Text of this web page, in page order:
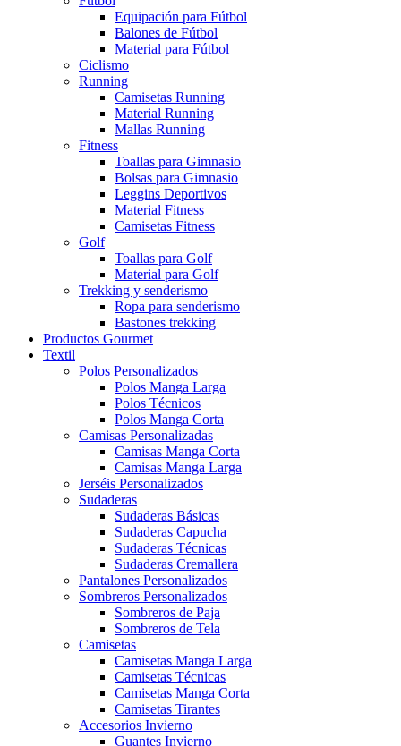
Equipación para Fútbol
Balones de Fútbol
Material para Fútbol
Ciclismo
Running
Camisetas Running
Material Running
Mallas Running
Fitness
Toallas para Gimnasio
Bolsas para Gimnasio
Leggins Deportivos
Material Fitness
Camisetas Fitness
Golf
Toallas para Golf
Material para Golf
Trekking y senderismo
Ropa para senderismo
Bastones trekking
Productos Gourmet
Textil
Polos Personalizados
Polos Manga Larga
Polos Técnicos
Polos Manga Corta
Camisas Personalizadas
Camisas Manga Corta
Camisas Manga Larga
Jerséis Personalizados
Sudaderas
Sudaderas Básicas
Sudaderas Capucha
Sudaderas Técnicas
Sudaderas Cremallera
Pantalones Personalizados
Sombreros Personalizados
Sombreros de Paja
Sombreros de Tela
Camisetas
Camisetas Manga Larga
Camisetas Técnicas
Camisetas Manga Corta
Camisetas Tirantes
Accesorios Invierno
Guantes Invierno